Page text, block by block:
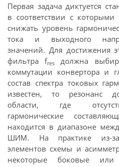
Первая задача диктуется
в соответствии с
снижать уровень
тока и выходного
значений. Для достижения
фильтра fres
должна
коммутации конвертора и
состав спектра токовых
известен, то резонанс
области, где
гармонические
находится в диапазоне
ШИМ. На практике из-за
элементов схемы и
некоторые боковые или